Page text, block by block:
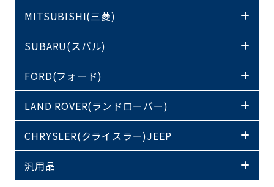
MITSUBISHI(三菱)
SUBARU(スバル)
FORD(フォード)
LAND ROVER(ランドローバー)
CHRYSLER(クライスラー)JEEP
汎用品